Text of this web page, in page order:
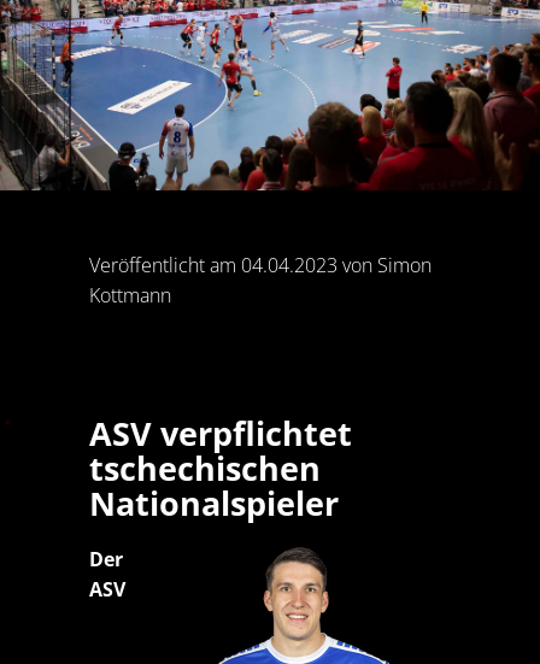
Veröffentlicht am 04.04.2023 von Simon
Kottmann
ASV verpflichtet
tschechischen
Nationalspieler
Der
ASV